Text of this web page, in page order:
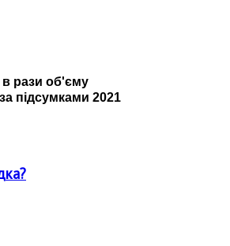
в рази об'єму
підсумками 2021